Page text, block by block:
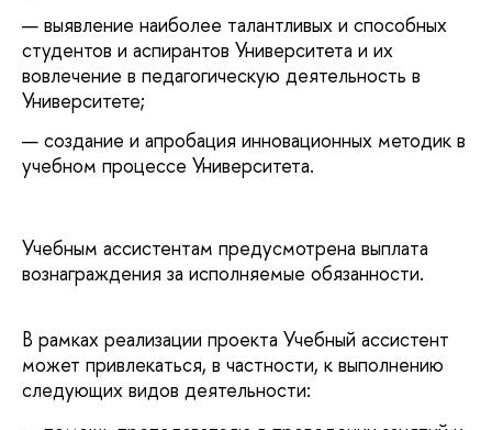
выявление наиболее талантливых и способных
студентов и аспирантов Университета и их
вовлечение в педагогическую деятельность в
Университете;
создание и апробация инновационных методик в
учебном процессе Университета.
Учебным ассистентам предусмотрена выплата
вознаграждения за исполняемые обязанности.
В рамках реализации проекта Учебный ассистент
может привлекаться, в частности, к выполнению
следующих видов деятельности: